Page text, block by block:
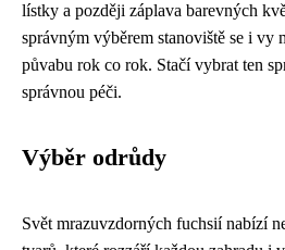
lístky a později záplava barevných
správným výběrem stanoviště se i vy
půvabu rok co rok. Stačí vybrat ten
správnou péči.
Výběr odrůdy
Svět mrazuvzdorných fuchsií nabízí